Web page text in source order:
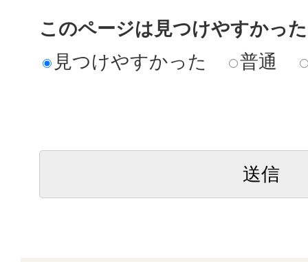
このページは見つけやすかっ
見つけやすかった
普通